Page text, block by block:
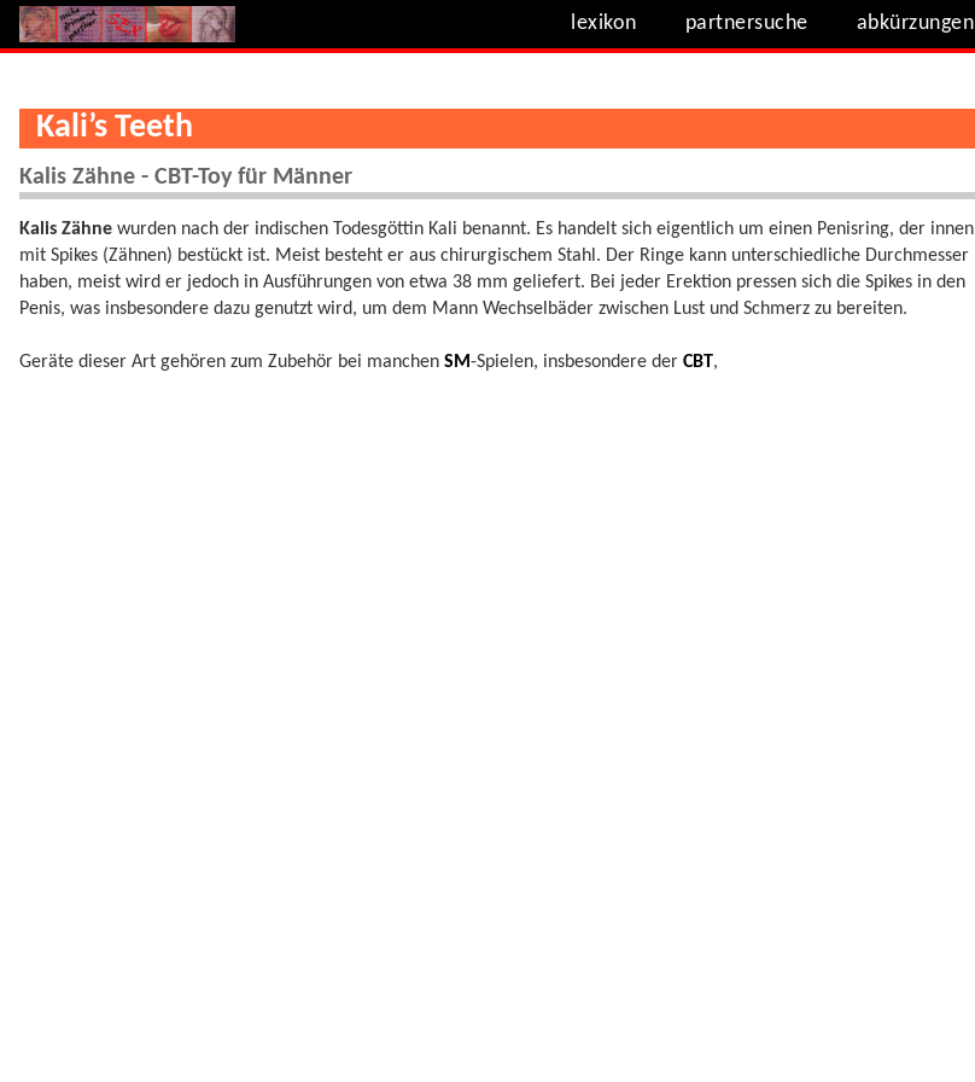
lexikon partnersuche abkürzungen
Kali’s Teeth
Kalis Zähne - CBT-Toy für Männer
Kalis Zähne wurden nach der indischen Todesgöttin Kali benannt. Es handelt sich eigentlich um einen Penisring, der innen
mit Spikes (Zähnen) bestückt ist. Meist besteht er aus chirurgischem Stahl. Der Ringe kann unterschiedliche Durchmesser
haben, meist wird er jedoch in Ausführungen von etwa 38 mm geliefert. Bei jeder Erektion pressen sich die Spikes in den
Penis, was insbesondere dazu genutzt wird, um dem Mann Wechselbäder zwischen Lust und Schmerz zu bereiten.
Geräte dieser Art gehören zum Zubehör bei manchen SM-Spielen, insbesondere der CBT,